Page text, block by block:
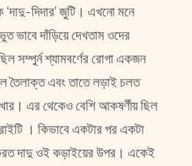
দিদার’ জুটি। এখনো মনে
ভাবে দাঁড়িয়ে দেখতাম ওদের
সম্পুর্ন শ্যামবর্ণের রোগা একজন
তৈলাক্ত এবং তাতে লড়াই চলত
এর থেকেও বেশি আকষর্ণীয় ছিল
। কিভাবে একটার পর একটা
দাদু ওই কড়াইয়ের উপর। একেই